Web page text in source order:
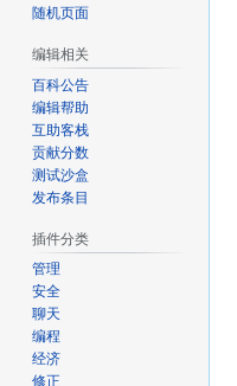
随机页面
编辑相关
百科公告
编辑帮助
互助客栈
贡献分数
测试沙盒
发布条目
插件分类
管理
安全
聊天
编程
经济
修正